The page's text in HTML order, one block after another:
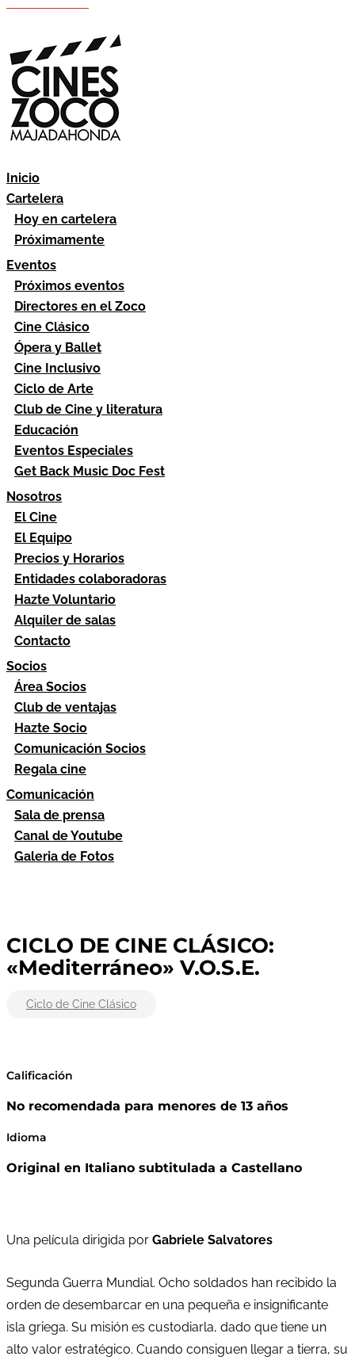
Inicio
Cartelera
Hoy en cartelera
Próximamente
Eventos
Próximos eventos
Directores en el Zoco
Cine Clásico
Ópera y Ballet
Cine Inclusivo
Ciclo de Arte
Club de Cine y literatura
Educación
Eventos Especiales
Get Back Music Doc Fest
Nosotros
El Cine
El Equipo
Precios y Horarios
Entidades colaboradoras
Hazte Voluntario
Alquiler de salas
Contacto
Socios
Área Socios
Club de ventajas
Hazte Socio
Comunicación Socios
Regala cine
Comunicación
Sala de prensa
Canal de Youtube
Galeria de Fotos
CICLO DE CINE CLÁSICO:
«Mediterráneo» V.O.S.E.
Ciclo de Cine Clásico
Calificación
No recomendada para menores de 13 años
Idioma
Original en Italiano subtitulada a Castellano
Una película dirigida por Gabriele Salvatores
Segunda Guerra Mundial. Ocho soldados han recibido la
orden de desembarcar en una pequeña e insignificante
isla griega. Su misión es custodiarla, dado que tiene un
alto valor estratégico. Cuando consiguen llegar a tierra, su